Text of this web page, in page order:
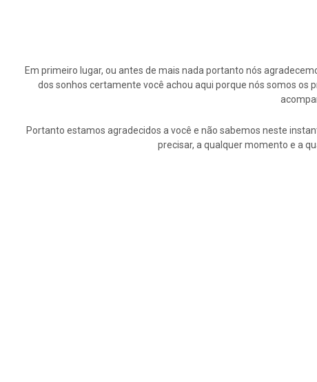
Em primeiro lugar, ou antes de mais nada portanto nós
dos sonhos certamente você achou aqui porque nós somos
Portanto estamos agradecidos a você e não sabemos neste
precisar, a qualquer momento e a